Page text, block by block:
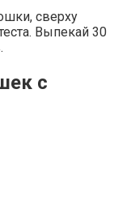
сверху
Выпекай 30
с